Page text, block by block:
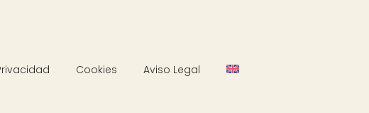
Cookies Aviso Legal